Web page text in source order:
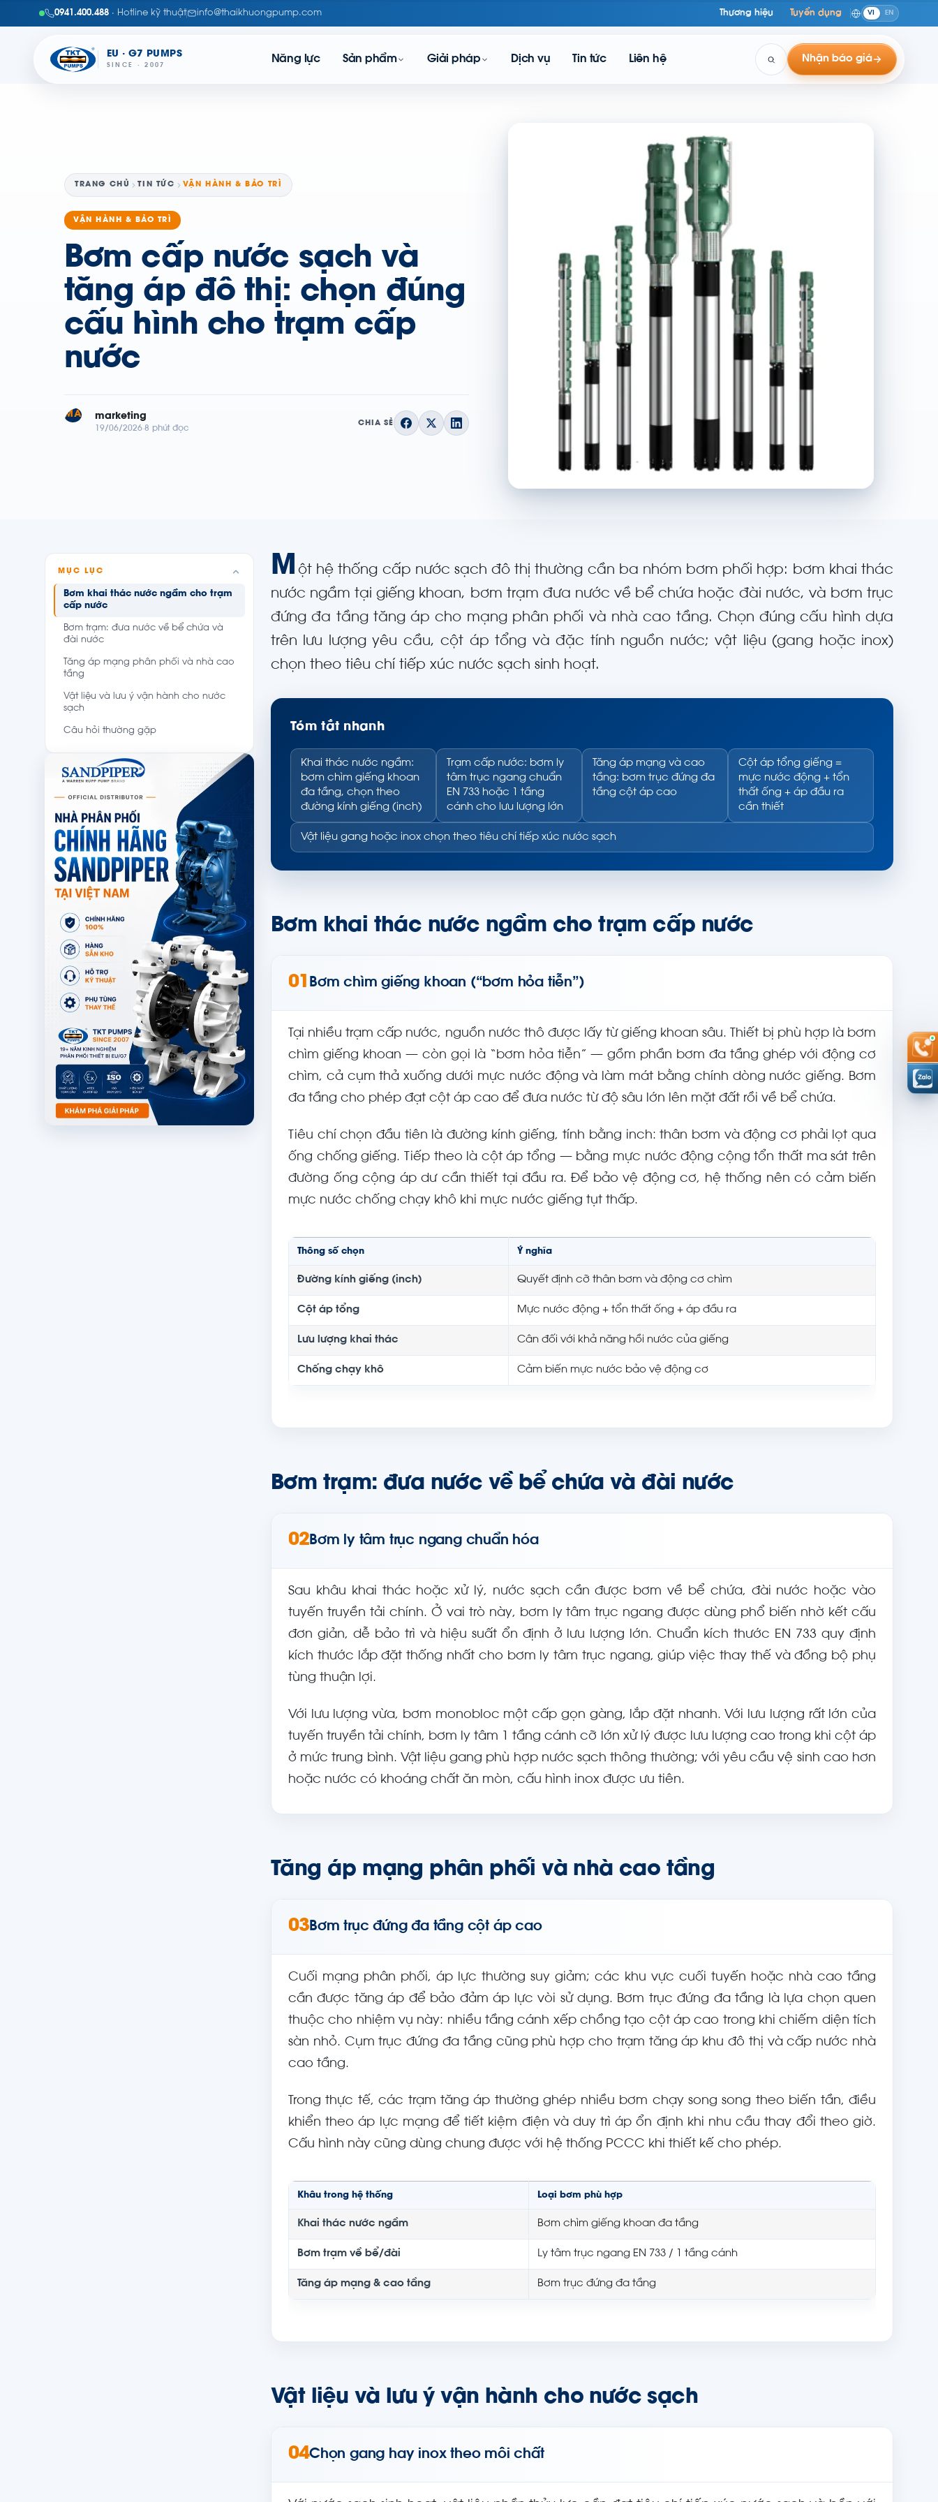
0941.400.488 · Hotline kỹ thuật info@thaikhuongpump.com Thương hiệu Tuyển dụng VI EN
EU · G7 PUMPS
SINCE · 2007
Năng lực Sản phẩm Giải pháp Dịch vụ Tin tức Liên hệ Nhận báo giá
TRANG CHỦ TIN TỨC VẬN HÀNH & BẢO TRÌ
VẬN HÀNH & BẢO TRÌ
Bơm cấp nước sạch và
tăng áp đô thị: chọn đúng
cấu hình cho trạm cấp
nước
MA marketing
19/06/2026 8 phút đọc
CHIA SẺ
MỤC LỤC
Bơm khai thác nước ngầm cho trạm
cấp nước
Bơm trạm: đưa nước về bể chứa và
đài nước
Tăng áp mạng phân phối và nhà cao
tầng
Vật liệu và lưu ý vận hành cho nước
sạch
Câu hỏi thường gặp
M ột hệ thống cấp nước sạch đô thị thường cần ba nhóm bơm phối hợp: bơm khai thác
nước ngầm tại giếng khoan, bơm trạm đưa nước về bể chứa hoặc đài nước, và bơm trục
đứng đa tầng tăng áp cho mạng phân phối và nhà cao tầng. Chọn đúng cấu hình dựa
trên lưu lượng yêu cầu, cột áp tổng và đặc tính nguồn nước; vật liệu (gang hoặc inox)
chọn theo tiêu chí tiếp xúc nước sạch sinh hoạt.
Tóm tắt nhanh
Khai thác nước ngầm:
bơm chìm giếng khoan
đa tầng, chọn theo
đường kính giếng (inch)
Trạm cấp nước: bơm ly
tâm trục ngang chuẩn
EN 733 hoặc 1 tầng
cánh cho lưu lượng lớn
Tăng áp mạng và cao
tầng: bơm trục đứng đa
tầng cột áp cao
Cột áp tổng giếng =
mực nước động + tổn
thất ống + áp đầu ra
cần thiết
Vật liệu gang hoặc inox chọn theo tiêu chí tiếp xúc nước sạch
Bơm khai thác nước ngầm cho trạm cấp nước
01 Bơm chìm giếng khoan (“bơm hỏa tiễn”)
Tại nhiều trạm cấp nước, nguồn nước thô được lấy từ giếng khoan sâu. Thiết bị phù hợp là bơm
chìm giếng khoan — còn gọi là “bơm hỏa tiễn” — gồm phần bơm đa tầng ghép với động cơ
chìm, cả cụm thả xuống dưới mực nước động và làm mát bằng chính dòng nước giếng. Bơm
đa tầng cho phép đạt cột áp cao để đưa nước từ độ sâu lớn lên mặt đất rồi về bể chứa.
Tiêu chí chọn đầu tiên là đường kính giếng, tính bằng inch: thân bơm và động cơ phải lọt qua
ống chống giếng. Tiếp theo là cột áp tổng — bằng mực nước động cộng tổn thất ma sát trên
đường ống cộng áp dư cần thiết tại đầu ra. Để bảo vệ động cơ, hệ thống nên có cảm biến
mực nước chống chạy khô khi mực nước giếng tụt thấp.
Thông số chọn Ý nghĩa
Đường kính giếng (inch) Quyết định cỡ thân bơm và động cơ chìm
Cột áp tổng Mực nước động + tổn thất ống + áp đầu ra
Lưu lượng khai thác Cân đối với khả năng hồi nước của giếng
Chống chạy khô Cảm biến mực nước bảo vệ động cơ
Bơm trạm: đưa nước về bể chứa và đài nước
02Bơm ly tâm trục ngang chuẩn hóa
Sau khâu khai thác hoặc xử lý, nước sạch cần được bơm về bể chứa, đài nước hoặc vào
tuyến truyền tải chính. Ở vai trò này, bơm ly tâm trục ngang được dùng phổ biến nhờ kết cấu
đơn giản, dễ bảo trì và hiệu suất ổn định ở lưu lượng lớn. Chuẩn kích thước EN 733 quy định
kích thước lắp đặt thống nhất cho bơm ly tâm trục ngang, giúp việc thay thế và đồng bộ phụ
tùng thuận lợi.
Với lưu lượng vừa, bơm monobloc một cấp gọn gàng, lắp đặt nhanh. Với lưu lượng rất lớn của
tuyến truyền tải chính, bơm ly tâm 1 tầng cánh cỡ lớn xử lý được lưu lượng cao trong khi cột áp
ở mức trung bình. Vật liệu gang phù hợp nước sạch thông thường; với yêu cầu vệ sinh cao hơn
hoặc nước có khoáng chất ăn mòn, cấu hình inox được ưu tiên.
Tăng áp mạng phân phối và nhà cao tầng
03Bơm trục đứng đa tầng cột áp cao
Cuối mạng phân phối, áp lực thường suy giảm; các khu vực cuối tuyến hoặc nhà cao tầng
cần được tăng áp để bảo đảm áp lực vòi sử dụng. Bơm trục đứng đa tầng là lựa chọn quen
thuộc cho nhiệm vụ này: nhiều tầng cánh xếp chồng tạo cột áp cao trong khi chiếm diện tích
sàn nhỏ. Cụm trục đứng đa tầng cũng phù hợp cho trạm tăng áp khu đô thị và cấp nước nhà
cao tầng.
Trong thực tế, các trạm tăng áp thường ghép nhiều bơm chạy song song theo biến tần, điều
khiển theo áp lực mạng để tiết kiệm điện và duy trì áp ổn định khi nhu cầu thay đổi theo giờ.
Cấu hình này cũng dùng chung được với hệ thống PCCC khi thiết kế cho phép.
Khâu trong hệ thống Loại bơm phù hợp
Khai thác nước ngầm Bơm chìm giếng khoan đa tầng
Bơm trạm về bể/đài Ly tâm trục ngang EN 733 / 1 tầng cánh
Tăng áp mạng & cao tầng Bơm trục đứng đa tầng
Vật liệu và lưu ý vận hành cho nước sạch
04Chọn gang hay inox theo môi chất